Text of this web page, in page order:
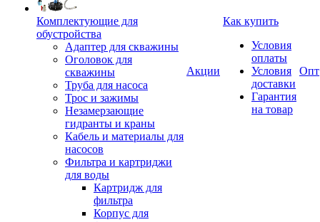
Комплектующие для
обустройства
Адаптер для скважины
Оголовок для
скважины
Труба для насоса
Трос и зажимы
Незамерзающие
гидранты и краны
Кабель и материалы для
насосов
Фильтра и картриджи
для воды
Картридж для
фильтра
Корпус для
Акции
Как купить
Условия
оплаты
Условия
доставки
Гарантия
на товар
Опт